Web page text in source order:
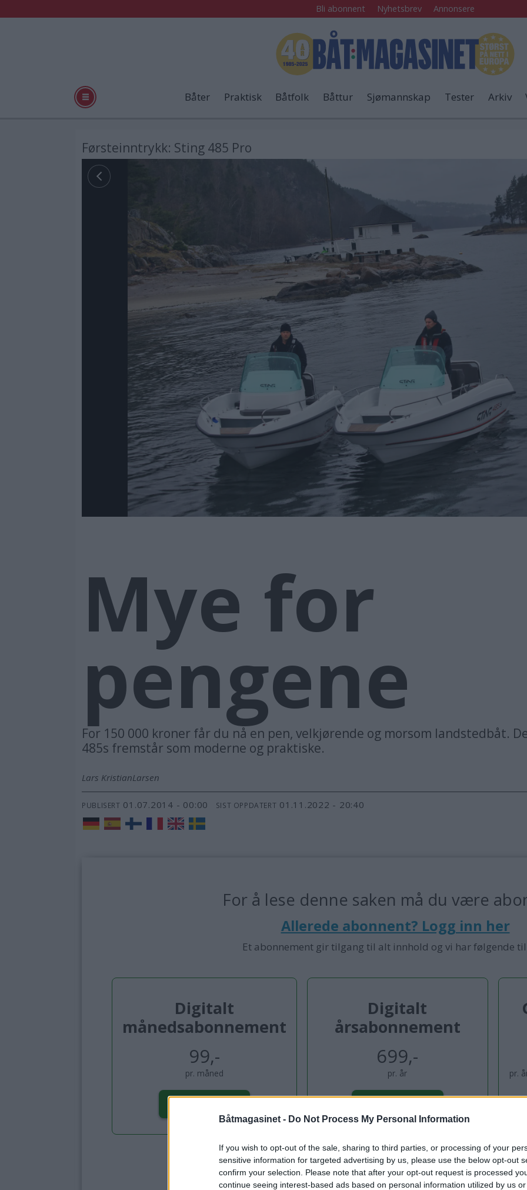
Båtmagasinet - Do Not Process My Personal Information
If you wish to opt-out of the sale, sharing to third parties, or processing of your
sensitive information for targeted advertising by us, please use the below opt-out
confirm your selection. Please note that after your opt-out request is processed
continue seeing interest-based ads based on personal information utilized by us
Bli abonnent Nyhetsbrev Annonsere
Båter Praktisk Båtfolk Båttur Sjømannskap Tester Arkiv
Førsteinntrykk: Sting 485 Pro
Mye for
pengene
For 150 000 kroner får du nå en pen, velkjørende og morsom landstedbåt.
485s fremstår som moderne og praktiske.
Lars KristianLarsen
PUBLISERT 01.07.2014 - 00:00 SIST OPPDATERT 01.11.2022 - 20:40
For å lese denne saken må du være
Allerede abonnent? Logg inn her
Et abonnement gir tilgang til alt innhold og vi har følgende
Digitalt
månedsabonnement
99,-
pr. måned
Digitalt
årsabonnement
699,-
pr. år pr.
Allerede abonnent? Logg inn her
Gå til Min side